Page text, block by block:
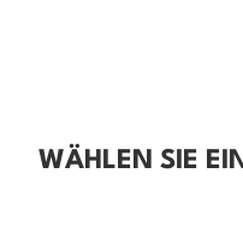
WÄHLEN SIE